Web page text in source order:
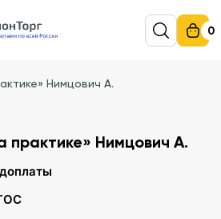
0
Нимцович А.
практике» Нимцович А.